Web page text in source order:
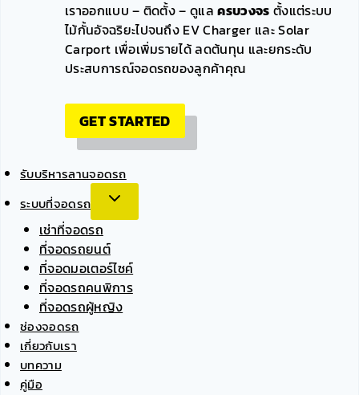
เราออกแบบ – ติดตั้ง – ดูแลครบวงจร ตั้งแต่ระบบ
ไม้กั้นอัจฉริยะไปจนถึง EV Charger และ Solar
Carport เพื่อเพิ่มรายได้ ลดต้นทุน และยกระดับ
ประสบการณ์จอดรถของลูกค้าคุณ
GET STARTED
รับบริหารลานจอดรถ
ระบบที่จอดรถ
เช่าที่จอดรถ
ที่จอดรถยนต์
ที่จอดมอเตอร์ไซค์
ที่จอดรถคนพิการ
ที่จอดรถผู้หญิง
ช่องจอดรถ
เกี่ยวกับเรา
บทความ
คู่มือ